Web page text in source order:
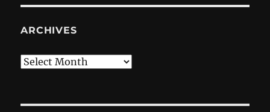
ARCHIVES
Archives